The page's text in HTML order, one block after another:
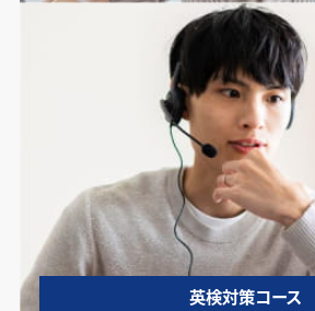
英検対策コース